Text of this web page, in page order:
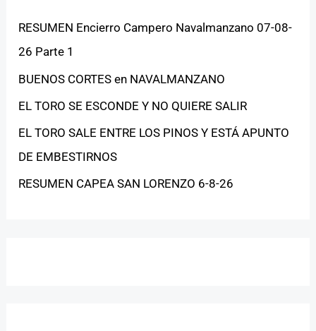
RESUMEN Encierro Campero Navalmanzano 07-08-
26 Parte 1
BUENOS CORTES en NAVALMANZANO
EL TORO SE ESCONDE Y NO QUIERE SALIR
EL TORO SALE ENTRE LOS PINOS Y ESTÁ APUNTO
DE EMBESTIRNOS
RESUMEN CAPEA SAN LORENZO 6-8-26